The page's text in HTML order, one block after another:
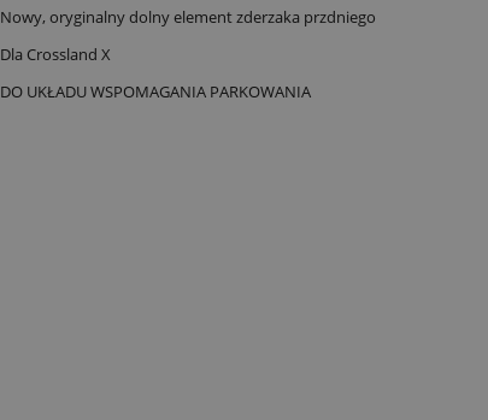
Nowy, oryginalny dolny element zderzaka przdniego
Dla Crossland X
DO UKŁADU WSPOMAGANIA PARKOWANIA